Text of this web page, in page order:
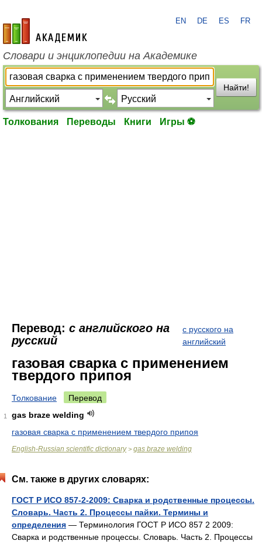
academic.ru
EN DE ES FR
Словари и энциклопедии на Академике
Найти!
Толкования Переводы Книги Игры ⚽
Перевод: с английского на
русский
с русского на
английский
газовая сварка с применением
твердого припоя
Толкование Перевод
1
gas braze welding
газовая сварка с применением твердого припоя
English-Russian scientific dictionary> gas braze welding
См. также в других словарях:
ГОСТ Р ИСО 857-2-2009: Сварка и родственные процессы.
Словарь. Часть 2. Процессы пайки. Термины и
определения — Терминология ГОСТ Р ИСО 857 2 2009:
Сварка и родственные процессы. Словарь. Часть 2. Процессы